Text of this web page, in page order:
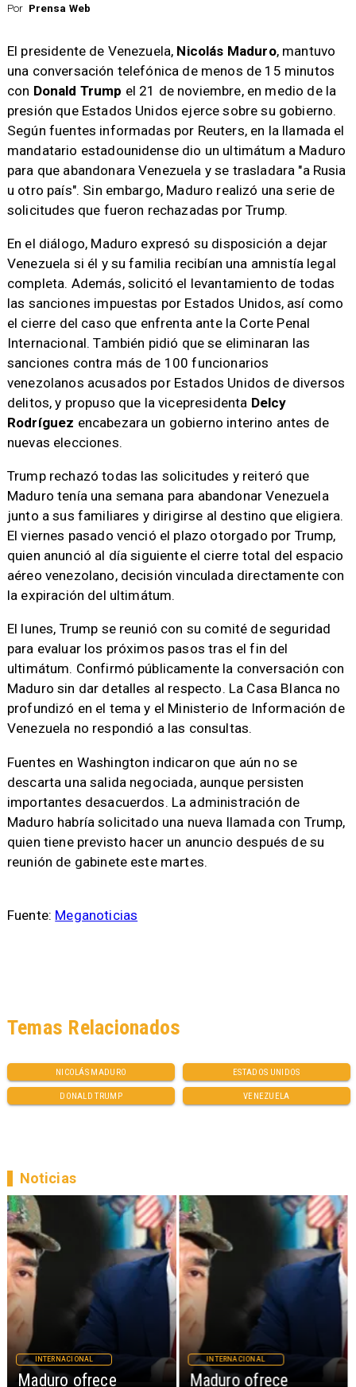
Por Prensa Web
El presidente de Venezuela, Nicolás Maduro, mantuvo
una conversación telefónica de menos de 15 minutos
con Donald Trump el 21 de noviembre, en medio de la
presión que Estados Unidos ejerce sobre su gobierno.
Según fuentes informadas por Reuters, en la llamada el
mandatario estadounidense dio un ultimátum a Maduro
para que abandonara Venezuela y se trasladara "a Rusia
u otro país". Sin embargo, Maduro realizó una serie de
solicitudes que fueron rechazadas por Trump.
En el diálogo, Maduro expresó su disposición a dejar
Venezuela si él y su familia recibían una amnistía legal
completa. Además, solicitó el levantamiento de todas
las sanciones impuestas por Estados Unidos, así como
el cierre del caso que enfrenta ante la Corte Penal
Internacional. También pidió que se eliminaran las
sanciones contra más de 100 funcionarios
venezolanos acusados por Estados Unidos de diversos
delitos, y propuso que la vicepresidenta Delcy
Rodríguez encabezara un gobierno interino antes de
nuevas elecciones.
Trump rechazó todas las solicitudes y reiteró que
Maduro tenía una semana para abandonar Venezuela
junto a sus familiares y dirigirse al destino que eligiera.
El viernes pasado venció el plazo otorgado por Trump,
quien anunció al día siguiente el cierre total del espacio
aéreo venezolano, decisión vinculada directamente con
la expiración del ultimátum.
El lunes, Trump se reunió con su comité de seguridad
para evaluar los próximos pasos tras el fin del
ultimátum. Confirmó públicamente la conversación con
Maduro sin dar detalles al respecto. La Casa Blanca no
profundizó en el tema y el Ministerio de Información de
Venezuela no respondió a las consultas.
Fuentes en Washington indicaron que aún no se
descarta una salida negociada, aunque persisten
importantes desacuerdos. La administración de
Maduro habría solicitado una nueva llamada con Trump,
quien tiene previsto hacer un anuncio después de su
reunión de gabinete este martes.
Fuente: Meganoticias
NICOLÁS MADURO ESTADOS UNIDOS
DONALD TRUMP VENEZUELA
Temas Relacionados
Maduro ofrece
INTERNACIONAL
Maduro ofrece
INTERNACIONAL
Noticias